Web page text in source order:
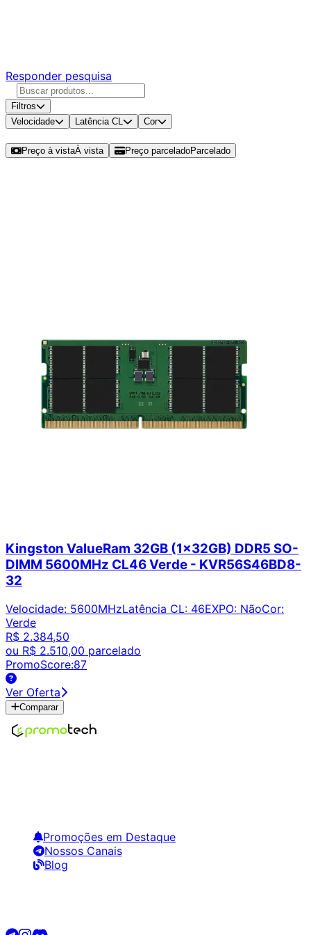
Responder pesquisa
Filtros
Velocidade
Latência CL Cor
Preço à vistaÀ vista Preço parceladoParcelado
Kingston ValueRam 32GB (1x32GB) DDR5 SO-
DIMM 5600MHz CL46 Verde - KVR56S46BD8-
32
Velocidade: 5600MHzLatência CL: 46EXPO: NãoCor:
Verde
R$ 2.384,50
ou R$ 2.510,00 parcelado
PromoScore:87
Ver Oferta
Comparar
Promoções em Destaque
Nossos Canais
Blog